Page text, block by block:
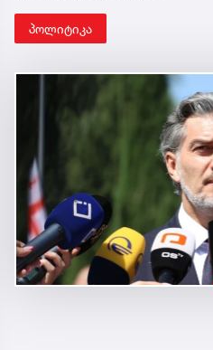
პოლიტიკა